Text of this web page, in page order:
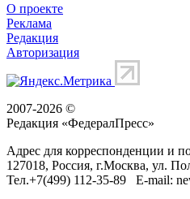
О проекте
Реклама
Редакция
Авторизация
2007-2026 ©
Редакция «ФедералПресс»
Адрес для корреспонденции и
127018, Россия, г.Москва, ул.
Тел.+7(499) 112-35-89 E-mail: